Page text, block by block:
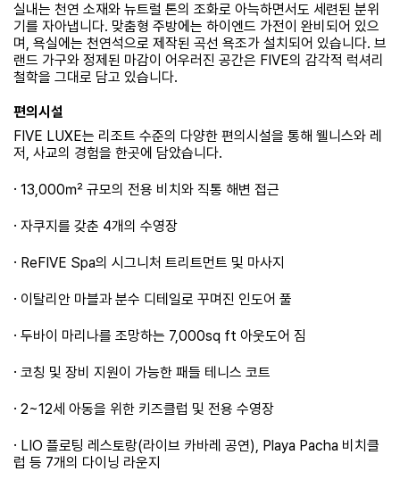
실내는 천연 소재와 뉴트럴 톤의 조화로 아늑하면서도 세련된 분위
기를 자아냅니다. 맞춤형 주방에는 하이엔드 가전이 완비되어 있으
며, 욕실에는 천연석으로 제작된 곡선 욕조가 설치되어 있습니다. 브
랜드 가구와 정제된 마감이 어우러진 공간은 FIVE의 감각적 럭셔리
철학을 그대로 담고 있습니다.
편의시설
FIVE LUXE는 리조트 수준의 다양한 편의시설을 통해 웰니스와 레
저, 사교의 경험을 한곳에 담았습니다.
· 13,000㎡ 규모의 전용 비치와 직통 해변 접근
· 자쿠지를 갖춘 4개의 수영장
· ReFIVE Spa의 시그니처 트리트먼트 및 마사지
· 이탈리안 마블과 분수 디테일로 꾸며진 인도어 풀
· 두바이 마리나를 조망하는 7,000sq ft 아웃도어 짐
· 코칭 및 장비 지원이 가능한 패들 테니스 코트
· 2~12세 아동을 위한 키즈클럽 및 전용 수영장
· LIO 플로팅 레스토랑(라이브 카바레 공연), Playa Pacha 비치클
럽 등 7개의 다이닝 라운지